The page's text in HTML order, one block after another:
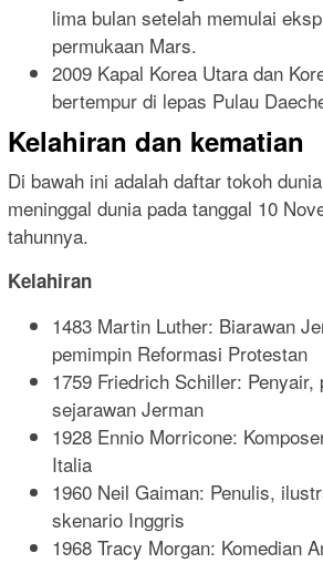
lima bulan setelah memulai
permukaan Mars.
2009 Kapal Korea Utara dan
bertempur di lepas Pulau
Kelahiran dan kematian
Di bawah ini adalah daftar tokoh
meninggal dunia pada tanggal 10
tahunnya.
Kelahiran
1483 Martin Luther: Biarawan
pemimpin Reformasi Protestan
1759 Friedrich Schiller:
sejarawan Jerman
1928 Ennio Morricone:
Italia
1960 Neil Gaiman: Penulis,
skenario Inggris
1968 Tracy Morgan: Komedian